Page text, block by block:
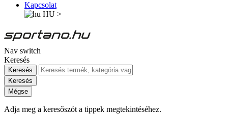
Kapcsolat
HU >
Nav switch
Keresés
Keresés
Keresés
Mégse
Adja meg a keresőszót a tippek megtekintéséhez.